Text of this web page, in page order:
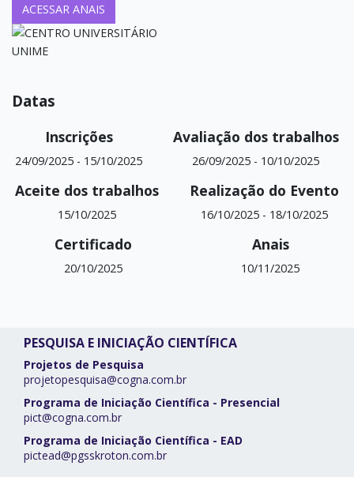
ACESSAR ANAIS
Datas
Inscrições
24/09/2025 - 15/10/2025
Avaliação dos trabalhos
26/09/2025 - 10/10/2025
Aceite dos trabalhos
15/10/2025
Realização do Evento
16/10/2025- 18/10/2025
Certificado
20/10/2025
Anais
10/11/2025
PESQUISA E INICIAÇÃO CIENTÍFICA
Projetos de Pesquisa
projetopesquisa@cogna.com.br
Programa de Iniciação Científica - Presencial
pict@cogna.com.br
Programa de Iniciação Científica - EAD
pictead@pgsskroton.com.br